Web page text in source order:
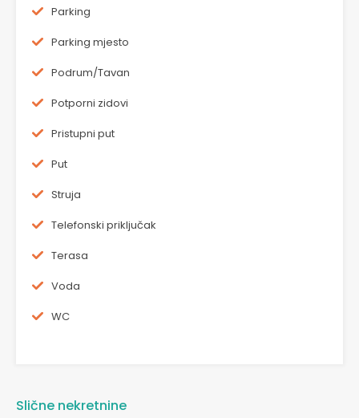
Parking
Parking mjesto
Podrum/Tavan
Potporni zidovi
Pristupni put
Put
Struja
Telefonski priključak
Terasa
Voda
WC
Slične nekretnine